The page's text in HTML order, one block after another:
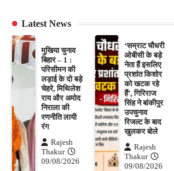
Latest News
मुखिया चुनाव
बिहार – 1 :
परिसीमन की
लड़ाई के दो बड़े
चेहरे, मिथिलेश
राय और अमोद
निराला की
रणनीति लायी
रंग
Rajesh
Thakur
09/08/2026
‘सम्राट चौधरी
ओबीसी के बड़े
नेता हैं इसलिए
प्रशांत किशोर
को खटक रहे
हैं’, गिरिराज
सिंह ने बांकीपुर
उपचुनाव
रिजल्ट के बाद
खुलकर बोले
Rajesh
Thakur
09/08/2026